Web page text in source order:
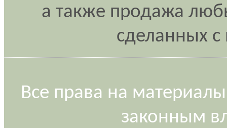
а также продажа
сделанных
Все права на
законным